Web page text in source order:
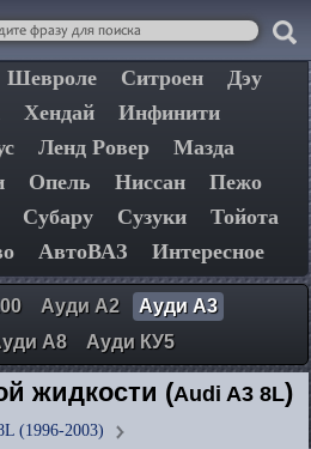
Шевроле Ситроен
Дэу
Хендай
Инфинити
Ленд Ровер
Мазда
Опель Ниссан
Пежо
Субару Сузуки
Тойота
АвтоВАЗ Интересное
Ауди А2
Ауди А3
А8 Ауди КУ5
жидкости (Audi A3 8L)
(1996-2003)